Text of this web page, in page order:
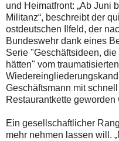
und Heimatfront: „Ab Juni
Militanz“, beschreibt der
ostdeutschen Ilfeld, der
Bundeswehr dank eines
Serie "Geschäftsideen,
hätten" vom
Geschäftsmann mit
Restaurantkette geworden
Ein gesellschaftlicher
mehr nehmen lassen will.